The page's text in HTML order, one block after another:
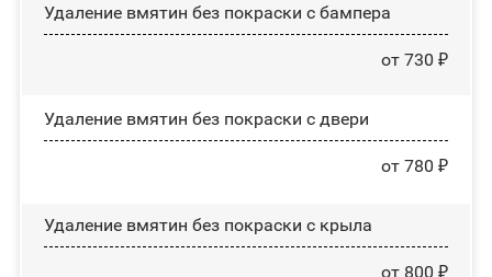
Удаление вмятин без покраски с бампера
от 730 ₽
Удаление вмятин без покраски с двери
от 780 ₽
Удаление вмятин без покраски с крыла
от 800 ₽